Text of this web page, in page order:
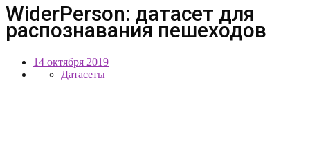
WiderPerson: датасет для
распознавания пешеходов
14 октября 2019
Датасеты